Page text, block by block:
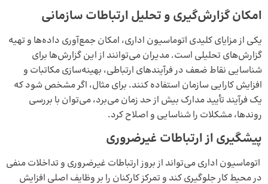
امکان گزارش‌گیری و تحلیل ارتباطات سازمانی
یکی از مزایای کلیدی اتوماسیون اداری، امکان جمع‌آوری داده‌ها و تهیه
گزارش‌های تحلیلی است. مدیران می‌توانند از این گزارش‌ها برای
شناسایی نقاط ضعف در فرآیندهای ارتباطی، بهینه‌سازی مکاتبات و
افزایش کارایی سازمان استفاده کنند. برای مثال، اگر مشخص شود که
یک فرآیند تأیید مدارک بیش از حد زمان می‌برد، می‌توان با بررسی
روندها، مشکلات را شناسایی و اصلاح کرد.
پیشگیری از ارتباطات غیرضروری
اتوماسیون اداری می‌تواند از بروز ارتباطات غیرضروری و تداخلات منفی
در محیط کار جلوگیری کند و تمرکز کارکنان را بر وظایف اصلی افزایش